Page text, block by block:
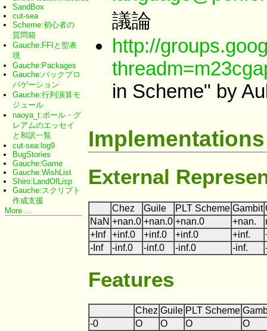
議論
http://
in Scheme" by
Implementations
External
Chez Guile PLT Scheme Gambit
NaN +nan.0 +nan.0 +nan.0 +nan.
+Inf
+inf.0 +inf.0 +inf.0 +inf.
-Inf
-inf.0 -inf.0 -inf.0 -inf.
Features
Chez Guile PLT Scheme
-0
O O O
O
SandBox
cut-sea
Scheme:初心者の
質問箱
Gauche:FFIと型表
現
Gauche:Packages
Gauche:バックプロ
パゲーション
Gauche:行列演算モ
ジュール
naoya_t:ポール・グ
レアムのエッセイ
と和訳一覧
cut-sea:log9
BugStories
Gauche:Game
Gauche:WishList
Shiro:LandOfLisp
Gauche:スクリプト
作成支援
More ...